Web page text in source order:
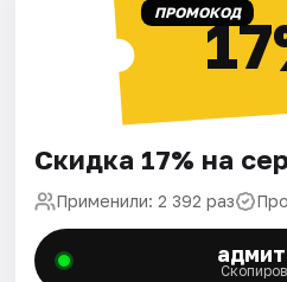
ПРОМОКОД
Скидка 17% на
Применили: 2 392 раз